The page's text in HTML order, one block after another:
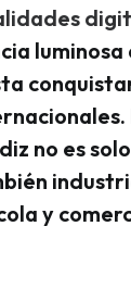
luminosa
no es
y